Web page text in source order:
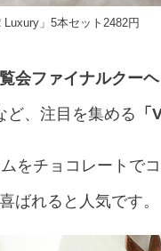
」5本セット2482円
会ファイナルクー
ど、注目を集める
をチョコレートで
ばれると人気です。